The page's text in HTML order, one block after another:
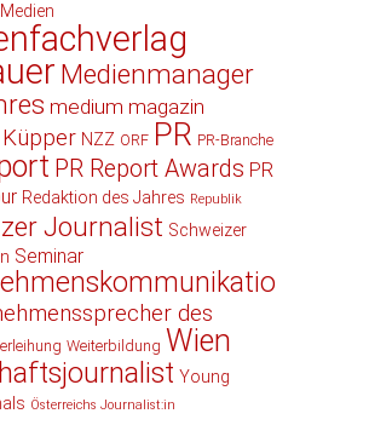
Medien
Medienmanager
medium magazin
NZZ ORF PR PR-Branche
PR Report Awards PR
Redaktion des Jahres Republik
Journalist Schweizer
Seminar
des
Weiterbildung Wien
Young
Österreichs Journalist:in